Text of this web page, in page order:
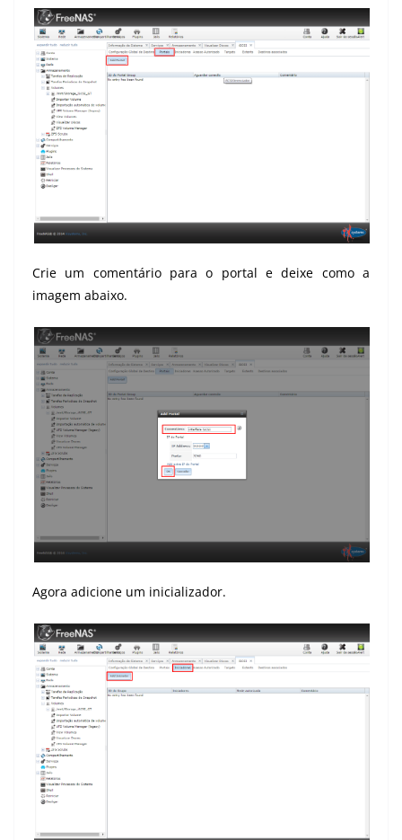
Crie um comentário para o portal e deixe como a
imagem abaixo.
Agora adicione um inicializador.